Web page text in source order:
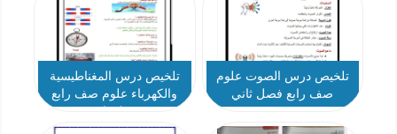
تلخيص درس الصوت علوم
صف رابع فصل ثاني
تلخيص درس المغناطيسية
والكهرباء علوم صف رابع